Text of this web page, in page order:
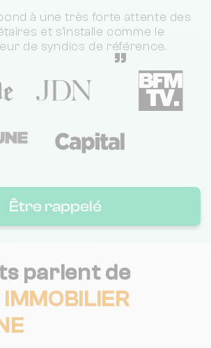
à une très forte attente des
et s'installe comme le
de syndics de référence.
”
Être rappelé
parlent de
IMMOBILIER